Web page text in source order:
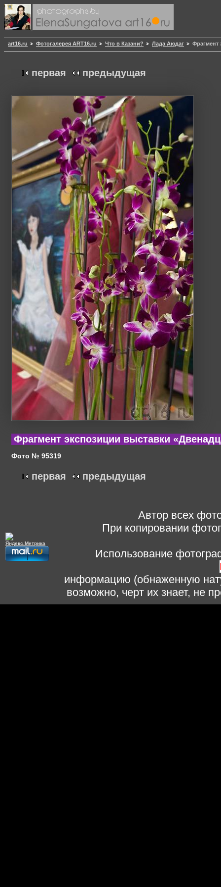
art16.ru Фотогалерея ART16.ru Что в Казани? Лада Аюдаг Фрагмент
первая предыдущая
Фрагмент экспозиции выставки
Фото № 95319
первая предыдущая
Автор всех
При копировании
Использование
информацию (обнаженную
возможно, черт их знает, не